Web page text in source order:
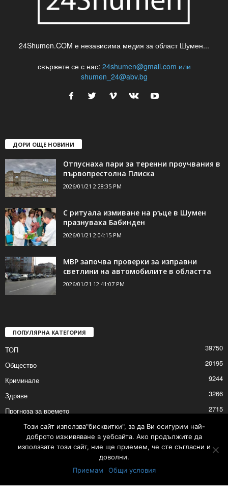
24Shumen.COM е независима медия за област Шумен...
свържете се с нас: 24shumen@gmail.com или
shumen_24@abv.bg
ДОРИ ОЩЕ НОВИНИ
Отпуснаха пари за теренни проучвания в
първопрестолна Плиска
2026/01/21 2:28:35 PM
С ритуала измиване на ръце в Шумен
празнуваха Бабинден
2026/01/21 2:04:15 PM
МВР започва проверки за изправни
светлини на автомобилите в областта
2026/01/21 12:41:07 PM
ПОПУЛЯРНА КАТЕГОРИЯ
ТОП
39750
Общество
20195
Криминале
9244
Здраве
3266
Прогноза за времето
2715
Политика
Култура
Този сайт използва"бисквитки", за да Ви осигурим най-
доброто изживяване в уебсайта. Ако продължите да
използвате този сайт, ние ще приемем, че сте съгласни и
доволни.
Приемам
Общи условия